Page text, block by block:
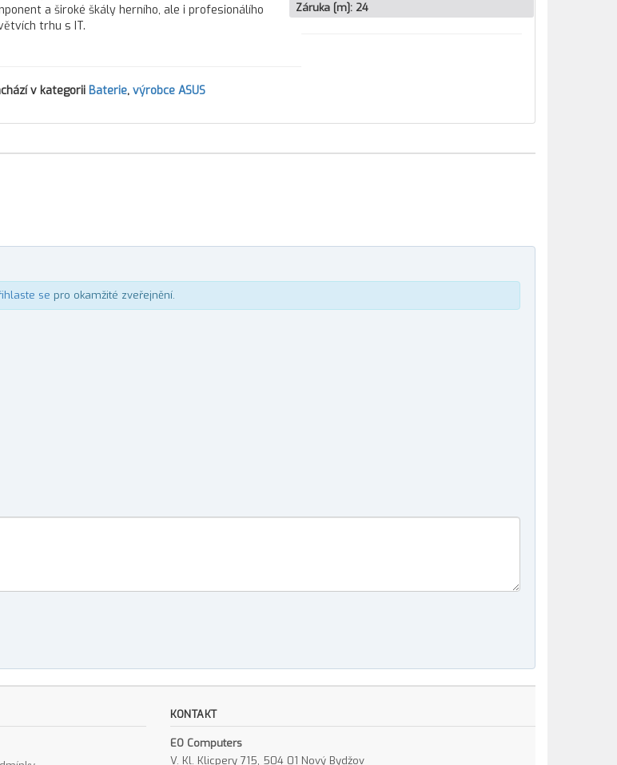
a široké škály herního, ale i profesionálího
trhu s IT.
v kategorii Baterie, výrobce ASUS
Záruka [m]: 24
se pro okamžité zveřejnění.
KONTAKT
EO Computers
V. Kl. Klicpery 715, 504 01 Nový Bydžov